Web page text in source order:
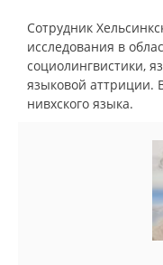
Сотрудник
исследования в
социолингвистики,
языковой аттриции.
нивхского языка.